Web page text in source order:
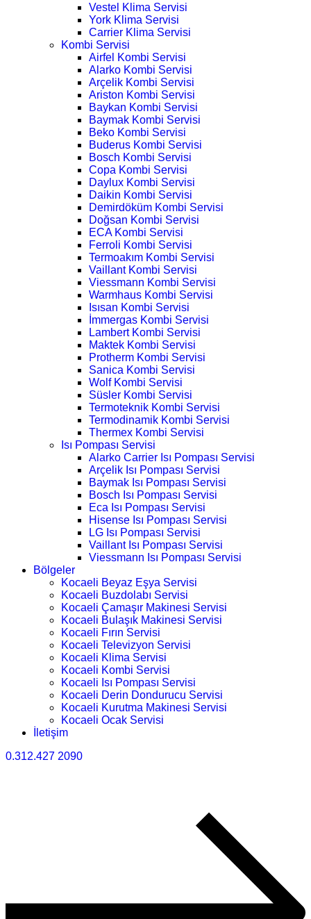
Vestel Klima Servisi
York Klima Servisi
Carrier Klima Servisi
Kombi Servisi
Airfel Kombi Servisi
Alarko Kombi Servisi
Arçelik Kombi Servisi
Ariston Kombi Servisi
Baykan Kombi Servisi
Baymak Kombi Servisi
Beko Kombi Servisi
Buderus Kombi Servisi
Bosch Kombi Servisi
Copa Kombi Servisi
Daylux Kombi Servisi
Daikin Kombi Servisi
Demirdöküm Kombi Servisi
Doğsan Kombi Servisi
ECA Kombi Servisi
Ferroli Kombi Servisi
Termoakım Kombi Servisi
Vaillant Kombi Servisi
Viessmann Kombi Servisi
Warmhaus Kombi Servisi
Isısan Kombi Servisi
İmmergas Kombi Servisi
Lambert Kombi Servisi
Maktek Kombi Servisi
Protherm Kombi Servisi
Sanica Kombi Servisi
Wolf Kombi Servisi
Süsler Kombi Servisi
Termoteknik Kombi Servisi
Termodinamik Kombi Servisi
Thermex Kombi Servisi
Isı Pompası Servisi
Alarko Carrier Isı Pompası Servisi
Arçelik Isı Pompası Servisi
Baymak Isı Pompası Servisi
Bosch Isı Pompası Servisi
Eca Isı Pompası Servisi
Hisense Isı Pompası Servisi
LG Isı Pompası Servisi
Vaillant Isı Pompası Servisi
Viessmann Isı Pompası Servisi
Bölgeler
Kocaeli Beyaz Eşya Servisi
Kocaeli Buzdolabı Servisi
Kocaeli Çamaşır Makinesi Servisi
Kocaeli Bulaşık Makinesi Servisi
Kocaeli Fırın Servisi
Kocaeli Televizyon Servisi
Kocaeli Klima Servisi
Kocaeli Kombi Servisi
Kocaeli Isı Pompası Servisi
Kocaeli Derin Dondurucu Servisi
Kocaeli Kurutma Makinesi Servisi
Kocaeli Ocak Servisi
İletişim
0.312.427 2090